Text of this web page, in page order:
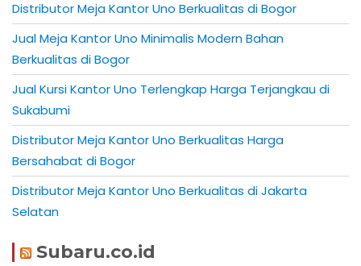
Distributor Meja Kantor Uno Berkualitas di Bogor
Jual Meja Kantor Uno Minimalis Modern Bahan
Berkualitas di Bogor
Jual Kursi Kantor Uno Terlengkap Harga Terjangkau di
Sukabumi
Distributor Meja Kantor Uno Berkualitas Harga
Bersahabat di Bogor
Distributor Meja Kantor Uno Berkualitas di Jakarta
Selatan
Subaru.co.id